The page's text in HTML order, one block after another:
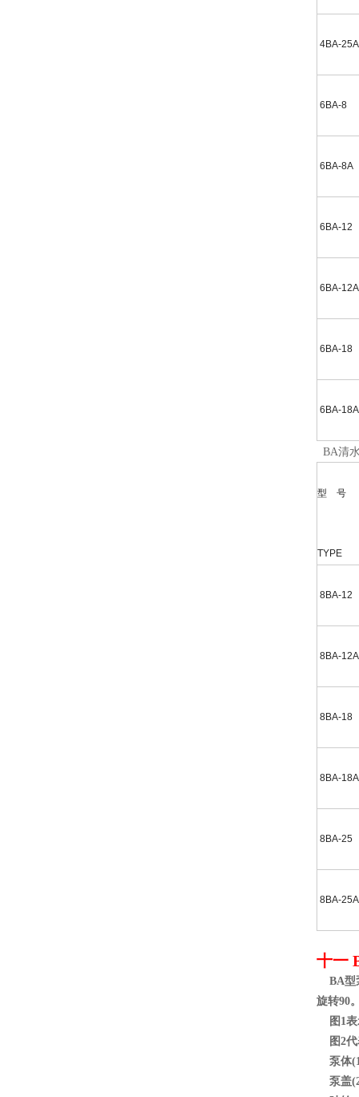
4BA-25A
6BA-8
6BA-8A
6BA-12
6BA-12A
6BA-18
6BA-18A
BA清
型 号
TYPE
8BA-12
8BA-12A
8BA-18
8BA-18A
8BA-25
8BA-25A
十一
BA型
旋转90
图1表
图2代
泵体
泵盖